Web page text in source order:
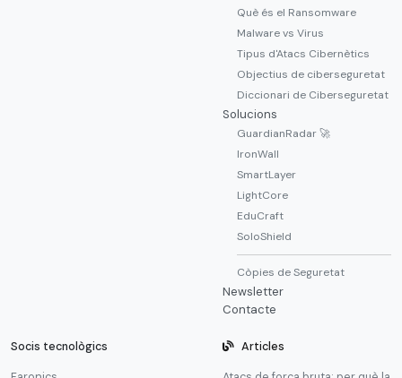
Què és el Ransomware
Malware vs Virus
Tipus d'Atacs Cibernètics
Objectius de ciberseguretat
Diccionari de Ciberseguretat
Solucions
GuardianRadar 🚀
IronWall
SmartLayer
LightCore
EduCraft
SoloShield
Còpies de Seguretat
Newsletter
Contacte
Socis tecnològics Articles